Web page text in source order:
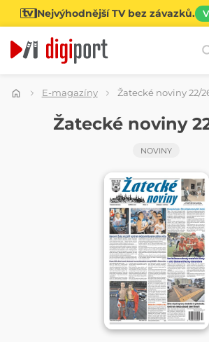
Nejvýhodnější TV bez závazků.
Kategorie
E-magazíny Žatecké noviny 22/
Žatecké noviny
NOVINY